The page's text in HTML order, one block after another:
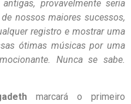
provavelmente seria
nossos maiores sucessos,
registro e mostrar uma
ótimas músicas por uma
Nunca se sabe.
marcará o primeiro